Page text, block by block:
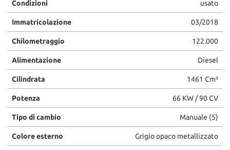
Condizioni usato
Immatricolazione 03/2018
Chilometraggio 122.000
Alimentazione Diesel
Cilindrata 1461 Cm³
Potenza 66 KW / 90 CV
Tipo di cambio Manuale (5)
Colore esterno Grigio opaco metallizzato